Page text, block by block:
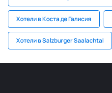
Хотели в Коста де Галисия
Хотели в Salzburger Saalachtal